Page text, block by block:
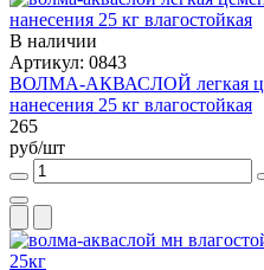
В наличии
Артикул: 0843
ВОЛМА-АКВАСЛОЙ легкая
нанесения 25 кг влагостойкая
265
руб/шт